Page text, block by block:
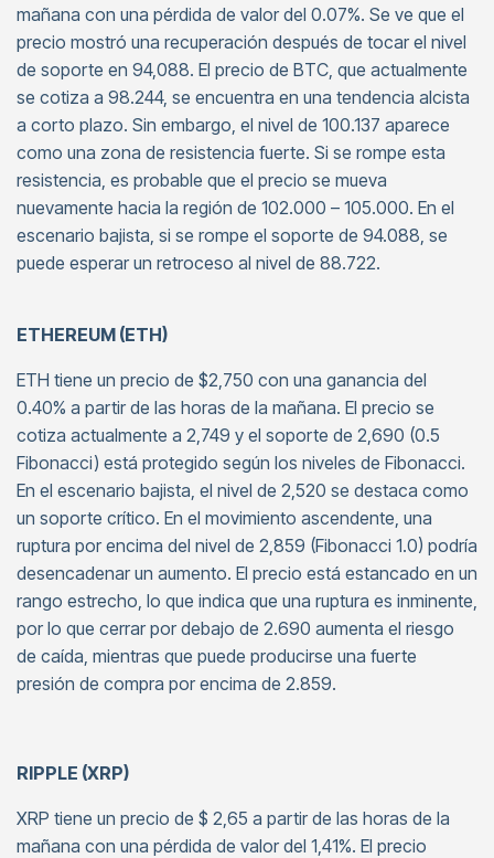
mañana con una pérdida de valor del 0.07%. Se ve que el
precio mostró una recuperación después de tocar el nivel
de soporte en 94,088. El precio de BTC, que actualmente
se cotiza a 98.244, se encuentra en una tendencia alcista
a corto plazo. Sin embargo, el nivel de 100.137 aparece
como una zona de resistencia fuerte. Si se rompe esta
resistencia, es probable que el precio se mueva
nuevamente hacia la región de 102.000 – 105.000. En el
escenario bajista, si se rompe el soporte de 94.088, se
puede esperar un retroceso al nivel de 88.722.
ETHEREUM (ETH)
ETH tiene un precio de $2,750 con una ganancia del
0.40% a partir de las horas de la mañana. El precio se
cotiza actualmente a 2,749 y el soporte de 2,690 (0.5
Fibonacci) está protegido según los niveles de Fibonacci.
En el escenario bajista, el nivel de 2,520 se destaca como
un soporte crítico. En el movimiento ascendente, una
ruptura por encima del nivel de 2,859 (Fibonacci 1.0) podría
desencadenar un aumento. El precio está estancado en un
rango estrecho, lo que indica que una ruptura es inminente,
por lo que cerrar por debajo de 2.690 aumenta el riesgo
de caída, mientras que puede producirse una fuerte
presión de compra por encima de 2.859.
RIPPLE (XRP)
XRP tiene un precio de $ 2,65 a partir de las horas de la
mañana con una pérdida de valor del 1,41%. El precio